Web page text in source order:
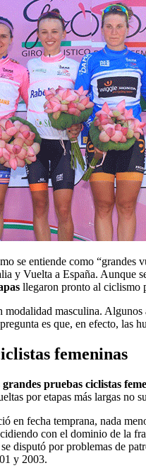
se entiende como “grandes
y Vuelta a España. Aunque
llegaron pronto al ciclismo
modalidad masculina.
es que, en efecto, las
femeninas
pruebas ciclistas
por etapas más largas no
en fecha temprana, nada
con el dominio de la
disputó por problemas de
y 2003.